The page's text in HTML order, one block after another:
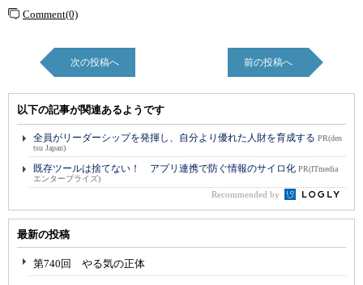
Comment(0)
次の投稿へ 前の投稿へ
以下の記事が関連あるようです
全員がリーダーシップを発揮し、自分より優れた人財を育成する PR(den
tsu Japan)
既存ツールは捨てない！ アプリ連携で防ぐ情報のサイロ化 PR(ITmedia
エンタープライズ)
Recommended by
最新の投稿
第740回 やる気の正体